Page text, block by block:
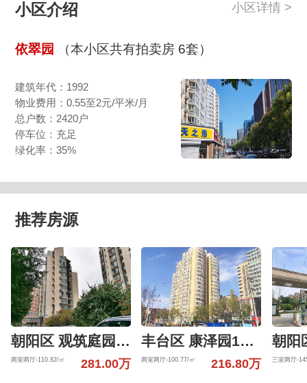
小区介绍 小区详情 >
依翠园 （本小区共有拍卖房 6套）
建筑年代：1992
物业费用：0.55至2元/平米/月
总户数：2420户
停车位：充足
绿化率：35%
推荐房源
朝阳区 观筑庭园601号楼6层6-01-6-B
两室两厅-110.82/㎡ 281.00万
丰台区 康泽园15号楼4层405（康泽园）
两室两厅-100.77/㎡ 216.80万 三室两厅-